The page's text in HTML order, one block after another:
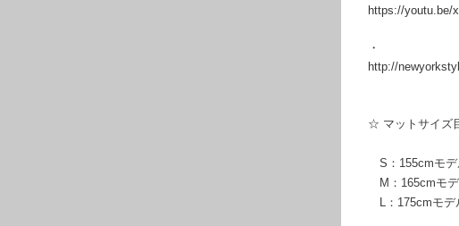
https://youtu.be/
・
http://
☆ マットサイズ
S：155cmモデ
M：165cmモ
L：175cmモデ